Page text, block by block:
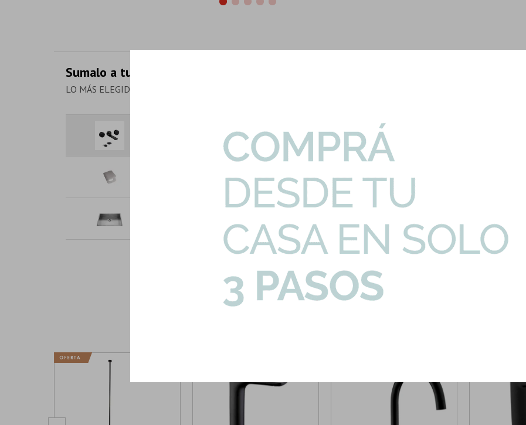
Sumalo a tu compra
LO MÁS ELEGIDO EN CONJUNTO
Grifería Lavatorio Pared Fv Nueva 44 Negro Mate
Art: FV-44N-LAVAT-PAR-N
U$S
U$S 71,83
Art: MUS3018-R10-PILETA